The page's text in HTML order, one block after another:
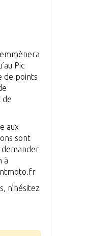
Pic
de points
de
aux
sont
demander
à
n’hésitez